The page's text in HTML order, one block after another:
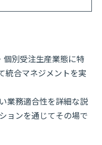
個別受注生産業態に特
統合マネジメントを実
業務適合性を詳細な説
ョンを通じてその場で